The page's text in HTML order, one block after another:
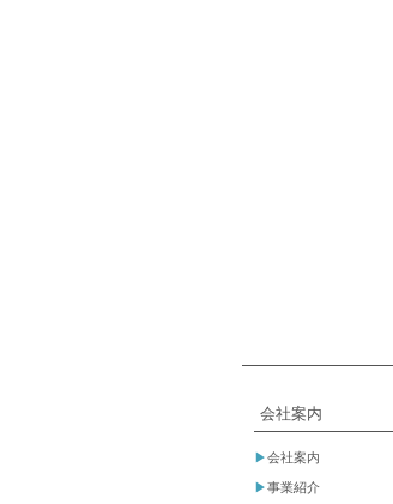
会社案内
▶会社案内
▶事業紹介